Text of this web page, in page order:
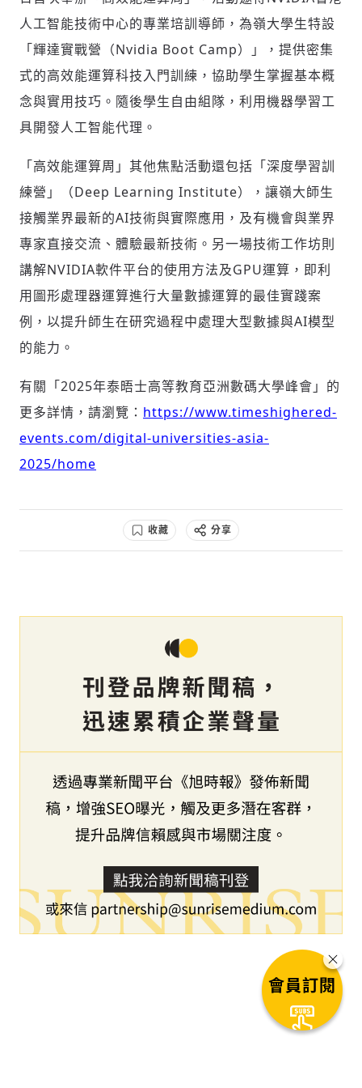
人工智能技術中心的專業培訓導師，為嶺大學生特設
「輝達實戰營（Nvidia Boot Camp）」，提供密集
式的高效能運算科技入門訓練，協助學生掌握基本概
念與實用技巧。隨後學生自由組隊，利用機器學習工
具開發人工智能代理。
「高效能運算周」其他焦點活動還包括「深度學習訓
練營」（Deep Learning Institute），讓嶺大師生
接觸業界最新的AI技術與實際應用，及有機會與業界
專家直接交流、體驗最新技術。另一場技術工作坊則
講解NVIDIA軟件平台的使用方法及GPU運算，即利
用圖形處理器運算進行大量數據運算的最佳實踐案
例，以提升師生在研究過程中處理大型數據與AI模型
的能力。
有關「2025年泰晤士高等教育亞洲數碼大學峰會」的
更多詳情，請瀏覽： https://www.timeshighered-
events.com/digital-universities-asia-
2025/home
收藏 分享
會員訂閱